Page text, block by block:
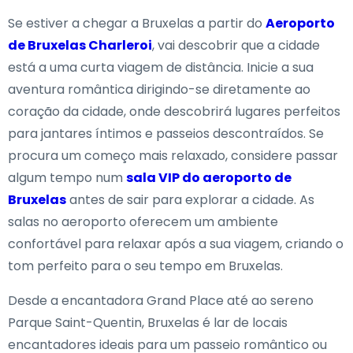
Se estiver a chegar a Bruxelas a partir do Aeroporto
de Bruxelas Charleroi, vai descobrir que a cidade
está a uma curta viagem de distância. Inicie a sua
aventura romântica dirigindo-se diretamente ao
coração da cidade, onde descobrirá lugares perfeitos
para jantares íntimos e passeios descontraídos. Se
procura um começo mais relaxado, considere passar
algum tempo numsala VIP do aeroporto de
Bruxelasantes de sair para explorar a cidade. As
salas no aeroporto oferecem um ambiente
confortável para relaxar após a sua viagem, criando o
tom perfeito para o seu tempo em Bruxelas.
Desde a encantadora Grand Place até ao sereno
Parque Saint-Quentin, Bruxelas é lar de locais
encantadores ideais para um passeio romântico ou